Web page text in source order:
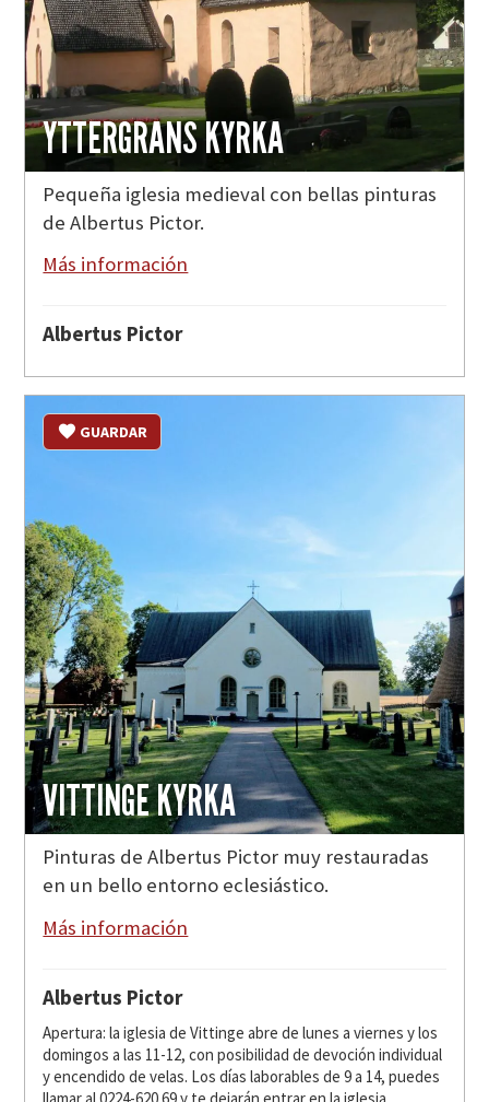
YTTERGRANS KYRKA
Pequeña iglesia medieval con bellas pinturas
de Albertus Pictor.
Más información
Albertus Pictor
VITTINGE KYRKA
GUARDAR
Pinturas de Albertus Pictor muy restauradas
en un bello entorno eclesiástico.
Más información
Albertus Pictor
Apertura: la iglesia de Vittinge abre de lunes a viernes y los
domingos a las 11-12, con posibilidad de devoción individual
y encendido de velas. Los días laborables de 9 a 14, puedes